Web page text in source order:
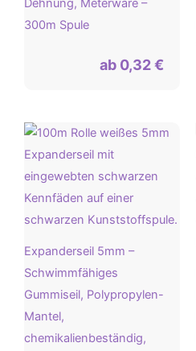
Dehnung, Meterware –
300m Spule
ab 0,32€
Expanderseil 5mm –
Schwimmfähiges
Gummiseil, Polypropylen-
Mantel,
chemikalienbeständig,